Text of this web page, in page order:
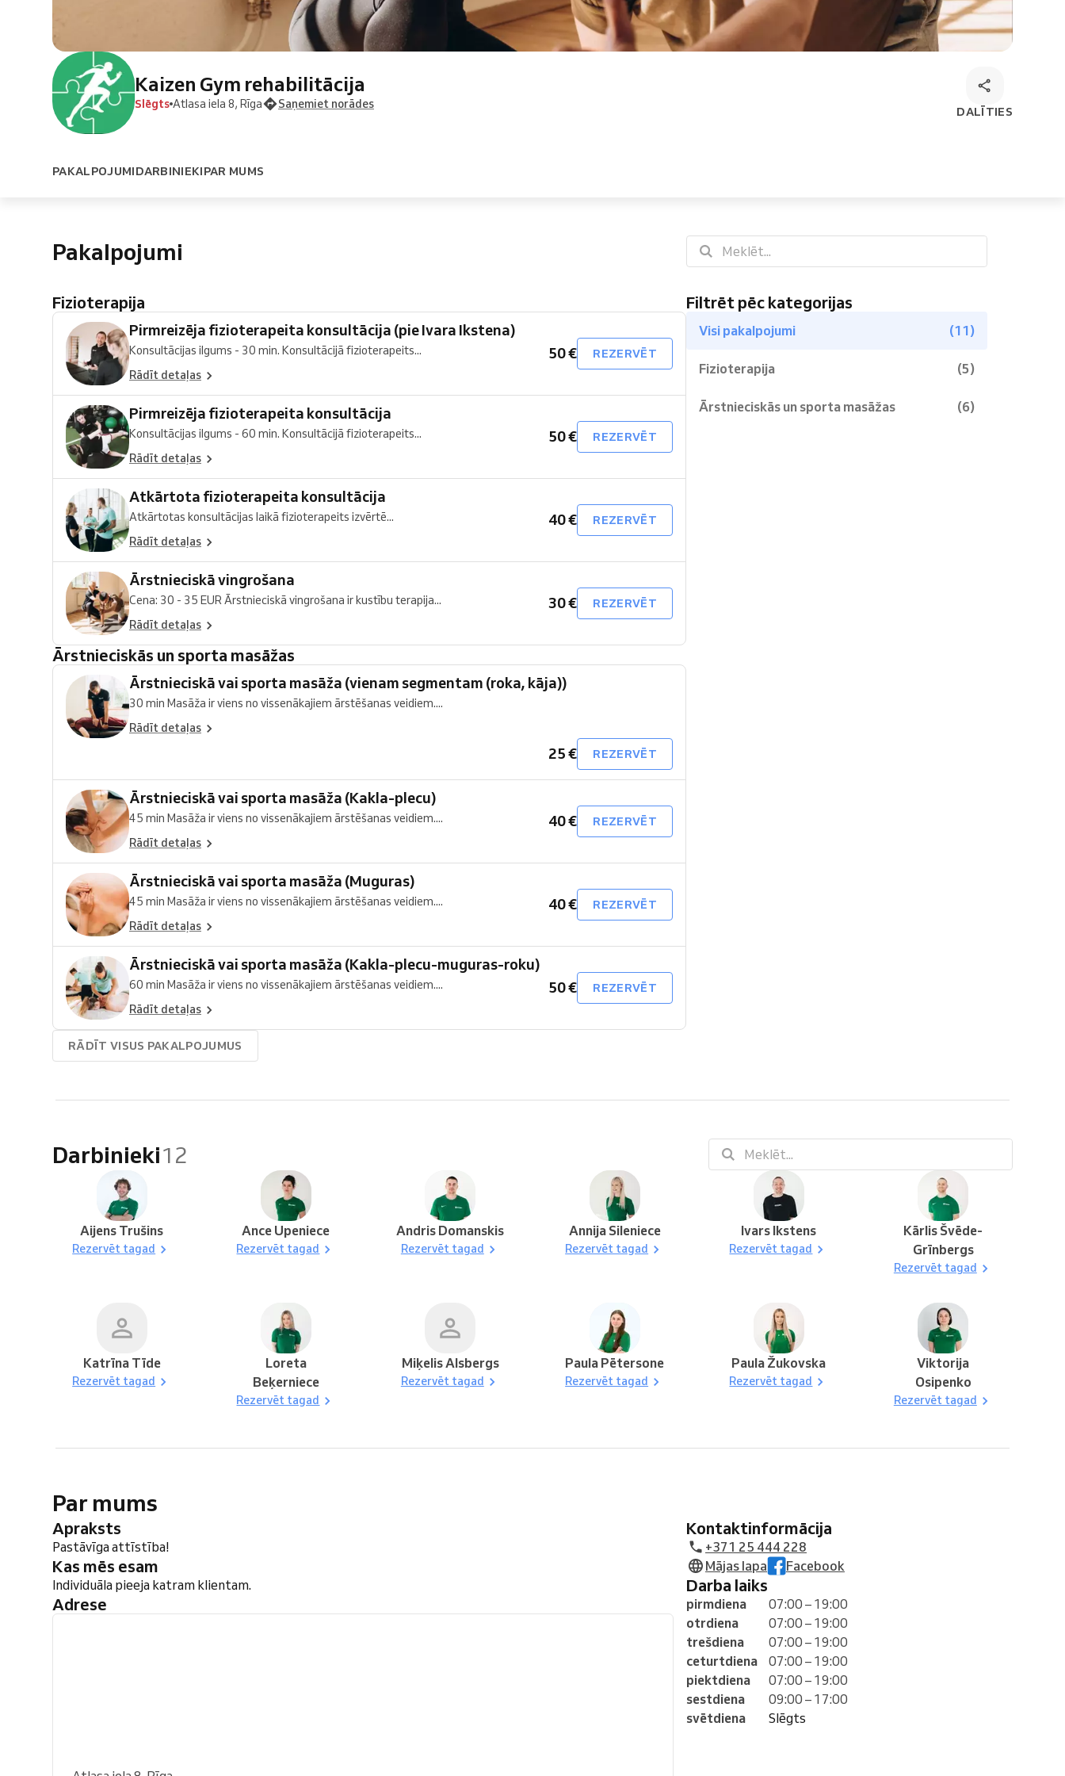
Kaizen Gym rehabilitācija
Slēgts Atlasa iela 8, Rīga Saņemiet norādes
DALĪTIES
PAKALPOJUMIDARBINIEKIPAR MUMS
Pakalpojumi
Fizioterapija
Pirmreizēja fizioterapeita konsultācija (pie Ivara Ikstena)
Konsultācijas ilgums - 30 min. Konsultācijā fizioterapeits...
Rādīt detaļas
50 € REZERVĒT
Pirmreizēja fizioterapeita konsultācija
Konsultācijas ilgums - 60 min. Konsultācijā fizioterapeits...
Rādīt detaļas
50 € REZERVĒT
Atkārtota fizioterapeita konsultācija
Atkārtotas konsultācijas laikā fizioterapeits izvērtē...
Rādīt detaļas
40 € REZERVĒT
Ārstnieciskā vingrošana
Cena: 30 - 35 EUR Ārstnieciskā vingrošana ir kustību terapija...
Rādīt detaļas
30 € REZERVĒT
Ārstnieciskās un sporta masāžas
Ārstnieciskā vai sporta masāža (vienam segmentam (roka, kāja))
30 min Masāža ir viens no vissenākajiem ārstēšanas veidiem....
Rādīt detaļas
25 € REZERVĒT
Ārstnieciskā vai sporta masāža (Kakla-plecu)
45 min Masāža ir viens no vissenākajiem ārstēšanas veidiem....
Rādīt detaļas
40 € REZERVĒT
Ārstnieciskā vai sporta masāža (Muguras)
45 min Masāža ir viens no vissenākajiem ārstēšanas veidiem....
Rādīt detaļas
40 € REZERVĒT
Ārstnieciskā vai sporta masāža (Kakla-plecu-muguras-roku)
60 min Masāža ir viens no vissenākajiem ārstēšanas veidiem....
Rādīt detaļas
50 € REZERVĒT
Filtrēt pēc kategorijas
Visi pakalpojumi (11)
Fizioterapija (5)
Ārstnieciskās un sporta masāžas (6)
RĀDĪT VISUS PAKALPOJUMUS
Darbinieki12
Aijens Trušins
Rezervēt tagad
Ance Upeniece
Rezervēt tagad
Andris Domanskis
Rezervēt tagad
Annija Sileniece
Rezervēt tagad
Ivars Ikstens
Rezervēt tagad
Kārlis Švēde-
Grīnbergs
Rezervēt tagad
Katrīna Tīde
Rezervēt tagad
Loreta
Beķerniece
Rezervēt tagad
Miķelis Alsbergs
Rezervēt tagad
Paula Pētersone
Rezervēt tagad
Paula Žukovska
Rezervēt tagad
Viktorija
Osipenko
Rezervēt tagad
Par mums
Apraksts
Pastāvīga attīstība!
Kas mēs esam
Individuāla pieeja katram klientam.
Adrese
Kontaktinformācija
+371 25 444 228
Mājas lapa
Facebook
Darba laiks
pirmdiena
07:00 – 19:00
otrdiena
07:00 – 19:00
trešdiena
07:00 – 19:00
ceturtdiena
07:00 – 19:00
piektdiena
07:00 – 19:00
sestdiena
09:00 – 17:00
svētdiena
Slēgts